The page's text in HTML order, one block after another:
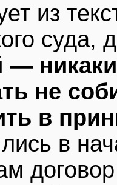
из
суда,
—
не
в
в